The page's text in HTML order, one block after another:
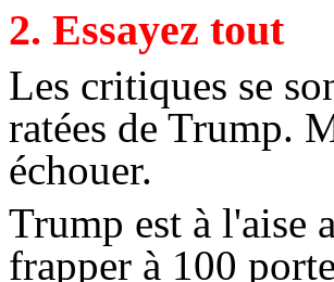
2. Essayez tout
Les critiques se
ratées de Trump.
échouer.
Trump est à l'aise
frapper à 100